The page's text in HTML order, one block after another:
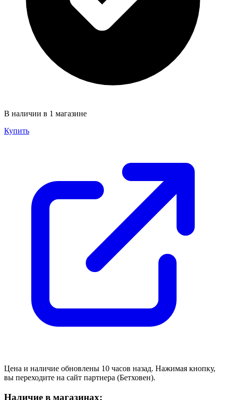
В наличии в 1 магазине
Купить
Цена и наличие обновлены 10 часов назад. Нажимая кнопку,
вы переходите на сайт партнера (Бетховен).
Наличие в магазинах: